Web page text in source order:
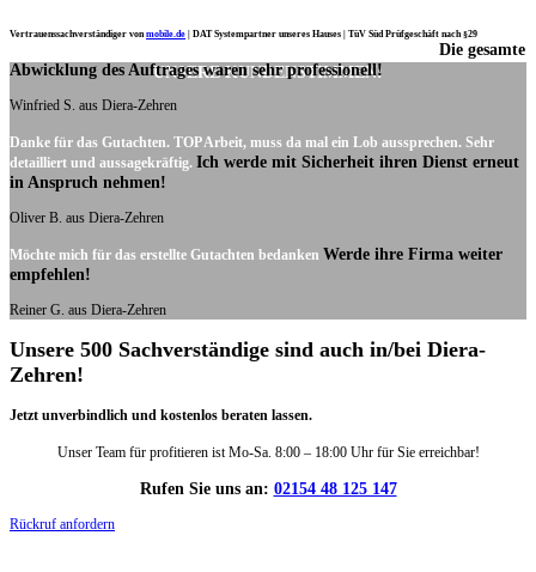
Vertrauenssachverständiger vonmobile.de DAT Systempartner unseres Hauses | TüV Süd Prüfgeschäft nach §29
UNSERE KUNDENSTIMMEN:
Die gesamte
Abwicklung des Auftrages waren sehr professionell!
Winfried S. aus Diera-Zehren
Danke für das Gutachten. TOP Arbeit, muss da mal ein Lob aussprechen. Sehr
detailliert und aussagekräftig. Ich werde mit Sicherheit ihren Dienst erneut
in Anspruch nehmen!
Oliver B. aus Diera-Zehren
Möchte mich für das erstellte Gutachten bedanken Werde ihre Firma weiter
empfehlen!
Reiner G. aus Diera-Zehren
Unsere 500 Sachverständige sind auch in/bei Diera-
Zehren!
Jetzt unverbindlich und kostenlos beraten lassen.
Unser Team für profitieren ist Mo-Sa. 8:00 – 18:00 Uhr für Sie erreichbar!
Rufen Sie uns an: 02154 48 125 147
Rückruf anfordern